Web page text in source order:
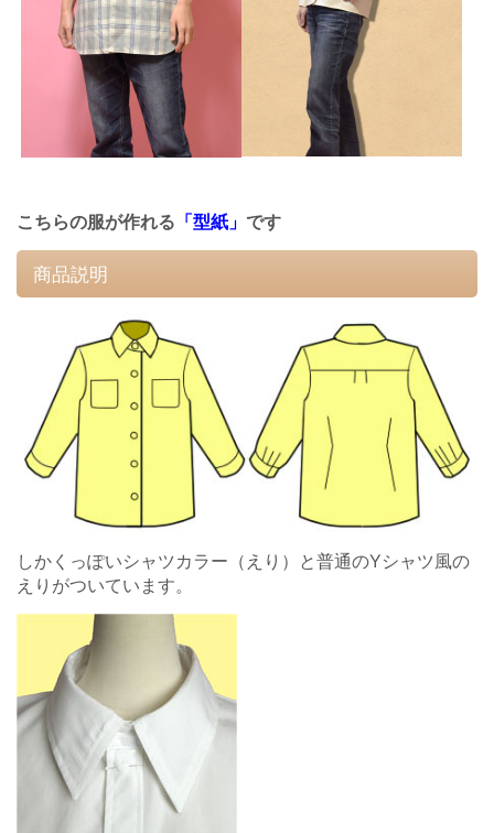
こちらの服が作れる 「型紙」 です
商品説明
しかくっぽいシャツカラー（えり）と普通のYシャツ風の
えりがついています。